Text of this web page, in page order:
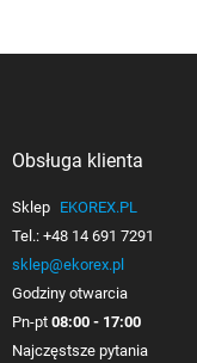
Obsługa klienta
Sklep EKOREX.PL
Tel.: +48 14 691 7291
sklep@ekorex.pl
Godziny otwarcia
Pn-pt 08:00 - 17:00
Najczęstsze pytania